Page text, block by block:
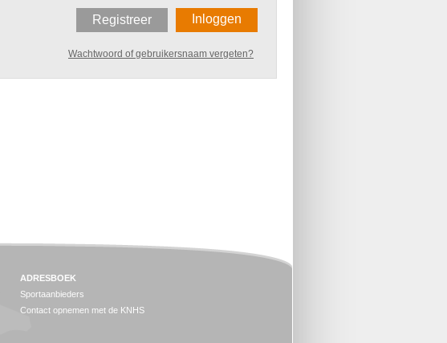
Inloggen
Registreer
Wachtwoord of gebruikersnaam vergeten?
ADRESBOEK
Sportaanbieders
Contact opnemen met de KNHS